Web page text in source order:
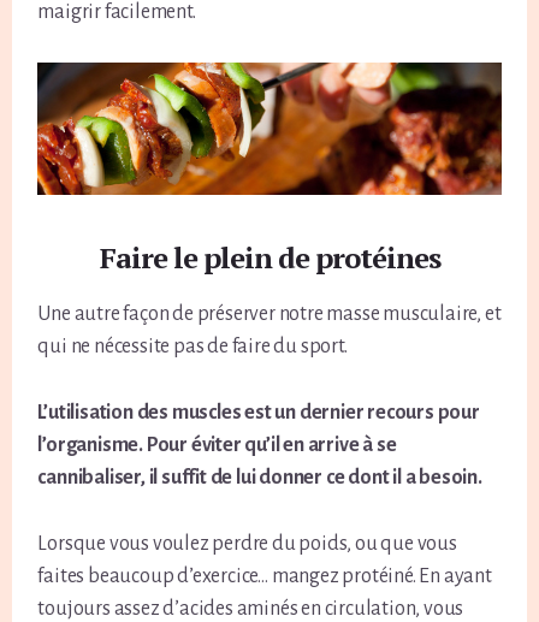
maigrir facilement.
Faire le plein de protéines
Une autre façon de préserver notre masse musculaire, et
qui ne nécessite pas de faire du sport.
L’utilisation des muscles est un dernier recours pour
l’organisme. Pour éviter qu’il en arrive à se
cannibaliser, il suffit de lui donner ce dont il a besoin.
Lorsque vous voulez perdre du poids, ou que vous
faites beaucoup d’exercice… mangez protéiné. En ayant
toujours assez d’acides aminés en circulation, vous